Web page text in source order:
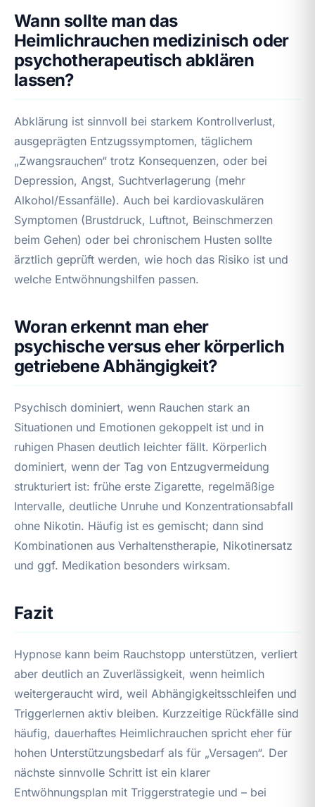
Wann sollte man das
Heimlichrauchen medizinisch oder
psychotherapeutisch abklären
lassen?
Abklärung ist sinnvoll bei starkem Kontrollverlust,
ausgeprägten Entzugssymptomen, täglichem
„Zwangsrauchen“ trotz Konsequenzen, oder bei
Depression, Angst, Suchtverlagerung (mehr
Alkohol/Essanfälle). Auch bei kardiovaskulären
Symptomen (Brustdruck, Luftnot, Beinschmerzen
beim Gehen) oder bei chronischem Husten sollte
ärztlich geprüft werden, wie hoch das Risiko ist und
welche Entwöhnungshilfen passen.
Woran erkennt man eher
psychische versus eher körperlich
getriebene Abhängigkeit?
Psychisch dominiert, wenn Rauchen stark an
Situationen und Emotionen gekoppelt ist und in
ruhigen Phasen deutlich leichter fällt. Körperlich
dominiert, wenn der Tag von Entzugvermeidung
strukturiert ist: frühe erste Zigarette, regelmäßige
Intervalle, deutliche Unruhe und Konzentrationsabfall
ohne Nikotin. Häufig ist es gemischt; dann sind
Kombinationen aus Verhaltenstherapie, Nikotinersatz
und ggf. Medikation besonders wirksam.
Fazit
Hypnose kann beim Rauchstopp unterstützen, verliert
aber deutlich an Zuverlässigkeit, wenn heimlich
weitergeraucht wird, weil Abhängigkeitsschleifen und
Triggerlernen aktiv bleiben. Kurzzeitige Rückfälle sind
häufig, dauerhaftes Heimlichrauchen spricht eher für
hohen Unterstützungsbedarf als für „Versagen“. Der
nächste sinnvolle Schritt ist ein klarer
Entwöhnungsplan mit Triggerstrategie und – bei